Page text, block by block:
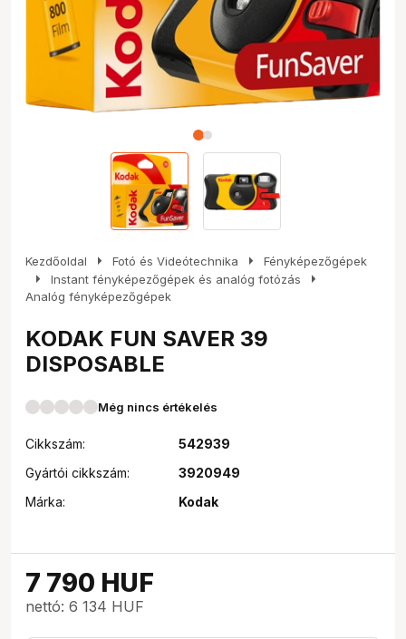
Kezdőoldal arrow_right Fotó és Videótechnika arrow_right Fényképezőgépek
arrow_right Instant fényképezőgépek és analóg fotózás arrow_right
Analóg fényképezőgépek
KODAK FUN SAVER 39
DISPOSABLE
Még nincs értékelés
Cikkszám:
542939
Gyártói cikkszám:
3920949
Márka:
Kodak
7 790 HUF
nettó: 6 134 HUF